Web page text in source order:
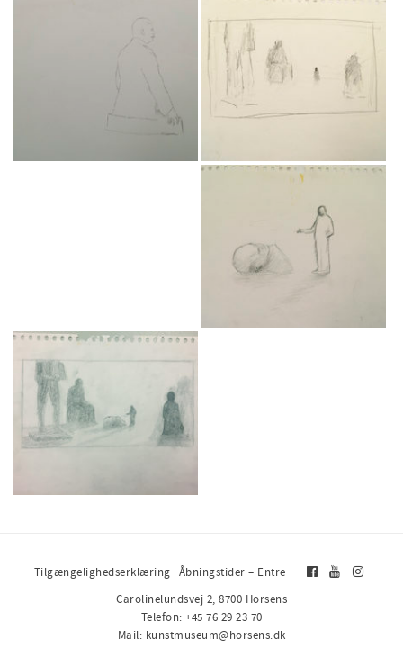
Tilgængelighedserklæring Åbningstider – Entre
Carolinelundsvej 2, 8700 Horsens
Telefon: +45 76 29 23 70
Mail: kunstmuseum@horsens.dk